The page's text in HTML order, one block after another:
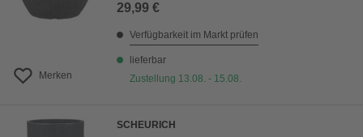
Merken
29,99 €
Verfügbarkeit im Markt prüfen
lieferbar
Zustellung 13.08. - 15.08.
SCHEURICH